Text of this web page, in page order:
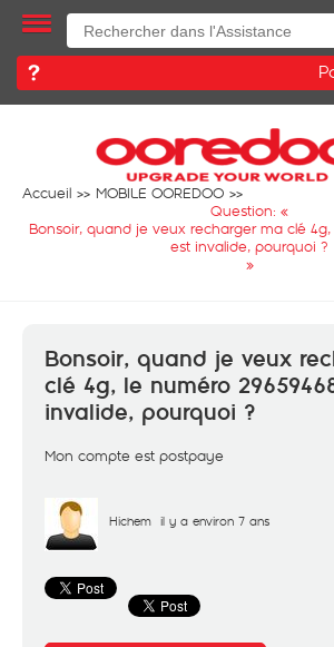
Accueil
MOBILE OOREDOO
Question: «
Bonsoir, quand je veux recharger ma clé 4g,
est invalide, pourquoi ?
»
Bonsoir, quand je veux
clé 4g, le numéro
invalide, pourquoi ?
Mon compte est postpaye
Hichem il y a environ 7 ans